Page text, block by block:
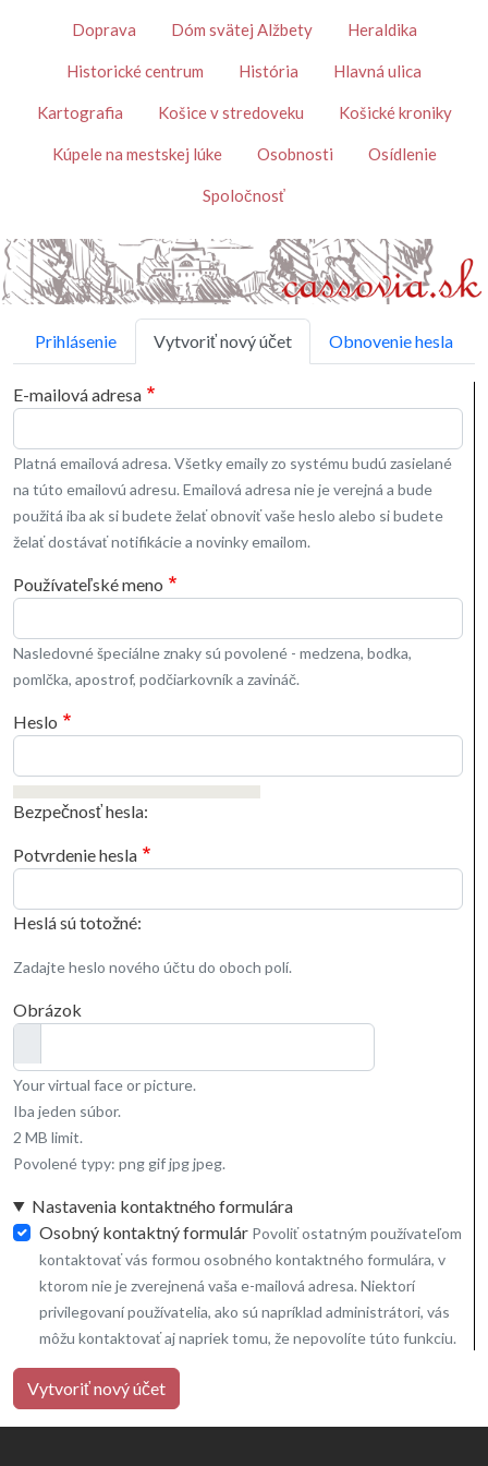
TémyDoprava Dóm svätej Alžbety Heraldika
Historické centrum História Hlavná ulica
Kartografia Košice v stredoveku Košické kroniky
Kúpele na mestskej lúke Osobnosti Osídlenie
Spoločnosť
Primárne karty
Prihlásenie Vytvoriť nový účet Obnovenie hesla
E-mailová adresa
Platná emailová adresa. Všetky emaily zo systému budú zasielané
na túto emailovú adresu. Emailová adresa nie je verejná a bude
použitá iba ak si budete želať obnoviť vaše heslo alebo si budete
želať dostávať notifikácie a novinky emailom.
Používateľské meno
Nasledovné špeciálne znaky sú povolené - medzena, bodka,
pomlčka, apostrof, podčiarkovník a zavináč.
Heslo
Bezpečnosť hesla:
Potvrdenie hesla
Heslá sú totožné:
Zadajte heslo nového účtu do oboch polí.
Obrázok
Your virtual face or picture.
Iba jeden súbor.
2 MB limit.
Povolené typy: png gif jpg jpeg.
Nastavenia kontaktného formulára
Osobný kontaktný formulár Povoliť ostatným používateľom
kontaktovať vás formou osobného kontaktného formulára, v
ktorom nie je zverejnená vaša e-mailová adresa. Niektorí
privilegovaní používatelia, ako sú napríklad administrátori, vás
môžu kontaktovať aj napriek tomu, že nepovolíte túto funkciu.
Vytvoriť nový účet